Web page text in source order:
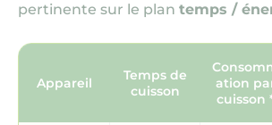
pertinente sur le plan temps /
Appareil
Temps de
cuisson
ation
cuisson